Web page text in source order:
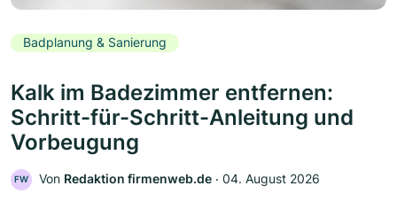
Badplanung & Sanierung
Kalk im Badezimmer entfernen:
Schritt-für-Schritt-Anleitung und
Vorbeugung
FW Von Redaktion firmenweb.de ‧ 04. August 2026